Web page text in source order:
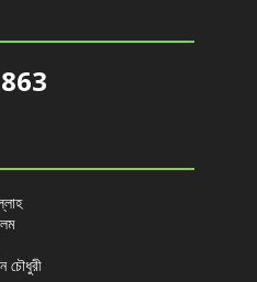
চৌধুরী